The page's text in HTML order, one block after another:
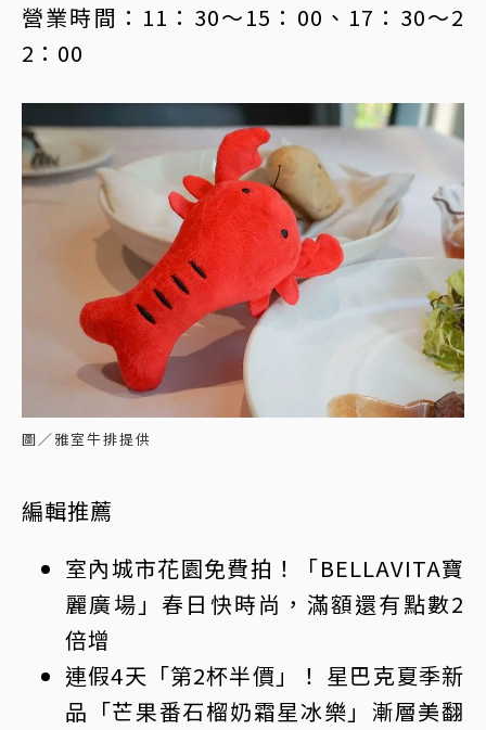
營業時間：11：30～15：00、17：30～2
2：00
圖／雅室牛排提供
編輯推薦
室內城市花園免費拍！「BELLAVITA寶
麗廣場」春日快時尚，滿額還有點數2
倍增
連假4天「第2杯半價」！ 星巴克夏季新
品「芒果番石榴奶霜星冰樂」漸層美翻